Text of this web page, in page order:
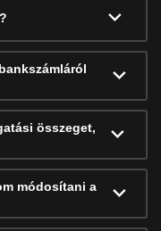
összeget,
módosítani a